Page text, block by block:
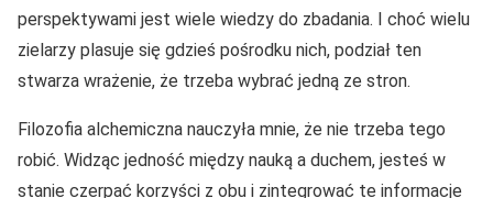
perspektywami jest wiele wiedzy do zbadania. I choć wielu
zielarzy plasuje się gdzieś pośrodku nich, podział ten
stwarza wrażenie, że trzeba wybrać jedną ze stron.
Filozofia alchemiczna nauczyła mnie, że nie trzeba tego
robić. Widząc jedność między nauką a duchem, jesteś w
stanie czerpać korzyści z obu i zintegrować te informacje